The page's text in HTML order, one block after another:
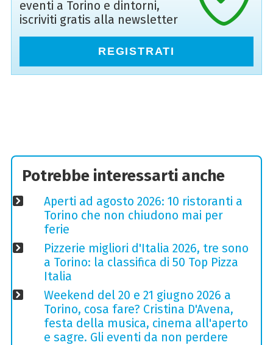
eventi a Torino e dintorni,
iscriviti gratis alla newsletter
REGISTRATI
Potrebbe interessarti anche
Aperti ad agosto 2026: 10 ristoranti a
Torino che non chiudono mai per
ferie
Pizzerie migliori d'Italia 2026, tre sono
a Torino: la classifica di 50 Top Pizza
Italia
Weekend del 20 e 21 giugno 2026 a
Torino, cosa fare? Cristina D'Avena,
festa della musica, cinema all'aperto
e sagre. Gli eventi da non perdere